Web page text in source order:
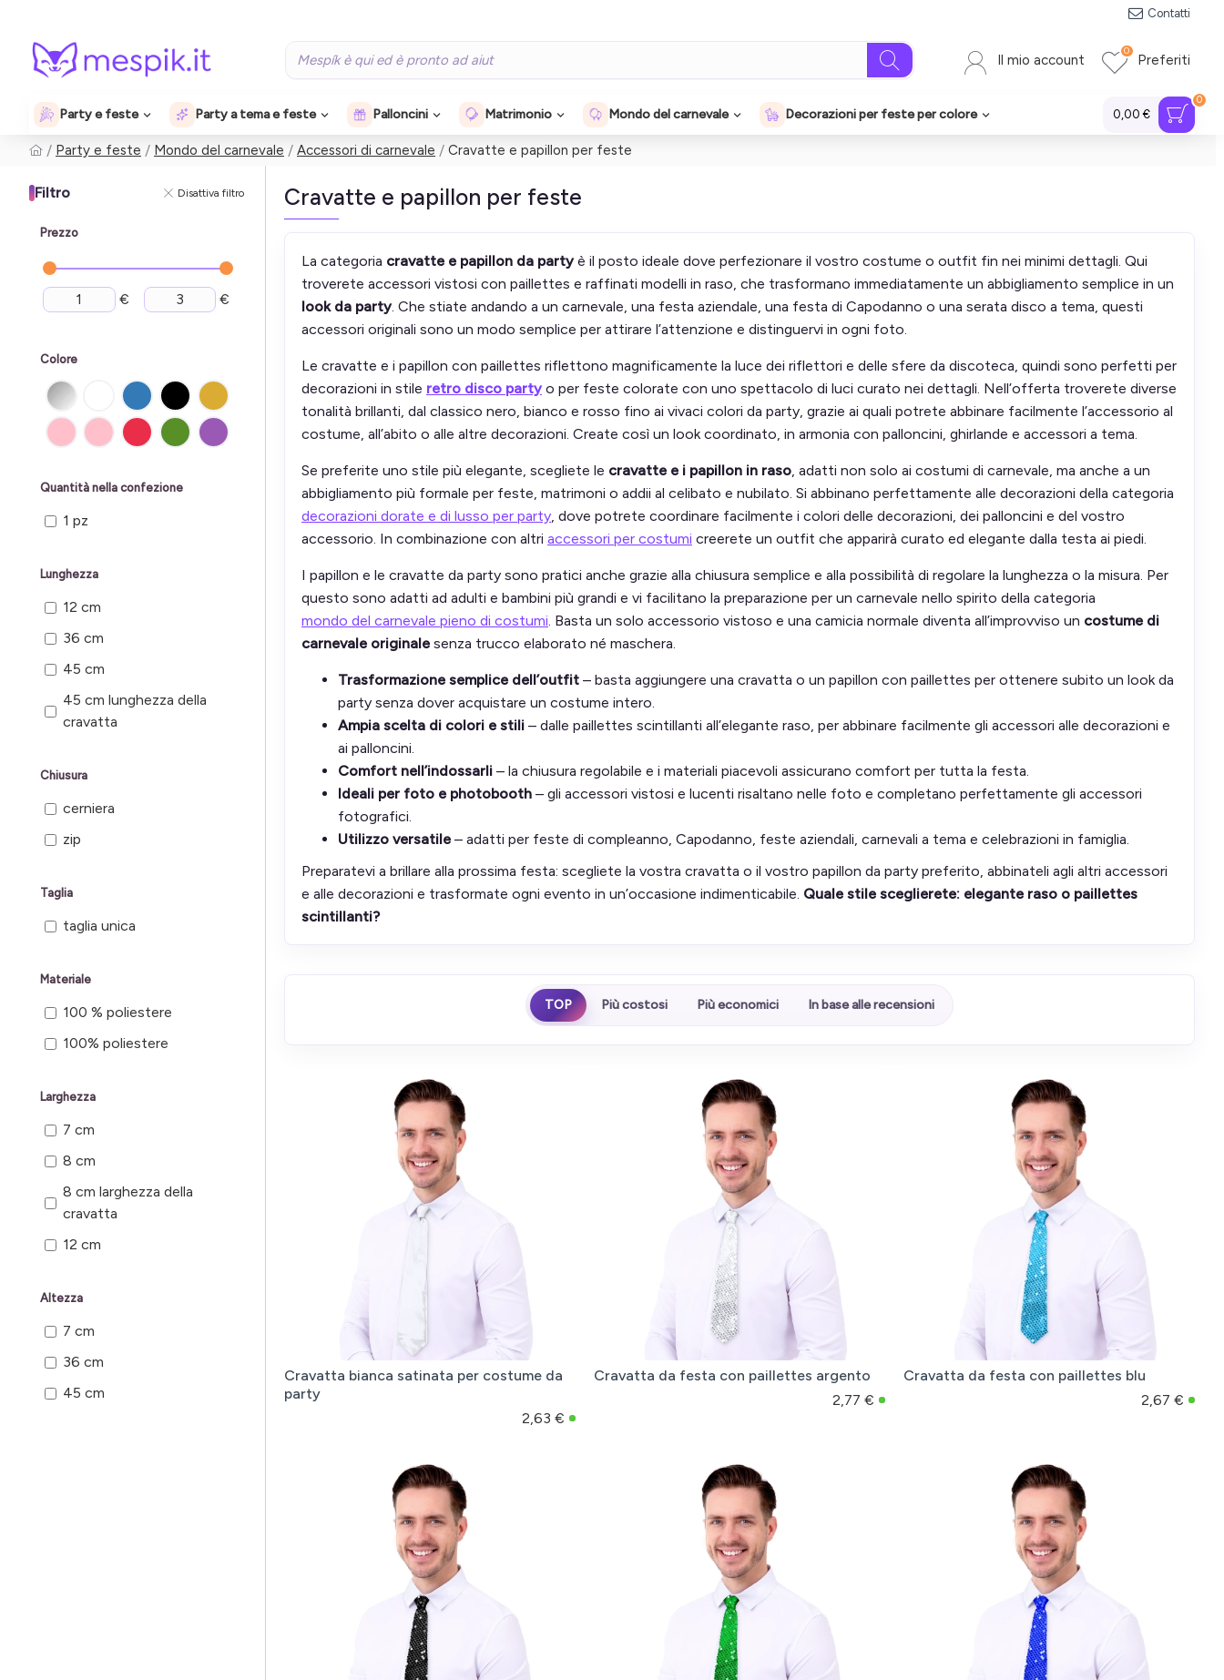
Contatti
Il mio account Preferiti
0
Party e feste Party a tema e feste Palloncini Matrimonio Mondo del carnevale Decorazioni per feste per colore 0,00 €
0
Party e feste Mondo del carnevale Accessori di carnevale Cravatte e papillon per feste
Filtro Disattiva filtro
Prezzo
€ €
Quantità nella confezione
1 pz
Materiale
100 % poliestere
100% poliestere
Lunghezza
12 cm
36 cm
45 cm
45 cm lunghezza della
cravatta
Larghezza
7 cm
8 cm
8 cm larghezza della
cravatta
12 cm
Altezza
7 cm
36 cm
45 cm
Chiusura
cerniera
zip
Taglia
taglia unica
Colore
Cravatte e papillon per feste
La categoria cravatte e papillon da partyè il posto ideale dove perfezionare il vostro costume o outfit fin nei minimi dettagli. Qui
troverete accessori vistosi con paillettes e raffinati modelli in raso, che trasformano immediatamente un abbigliamento semplice in un
look da party. Che stiate andando a un carnevale, una festa aziendale, una festa di Capodanno o una serata disco a tema, questi
accessori originali sono un modo semplice per attirare l’attenzione e distinguervi in ogni foto.
Le cravatte e i papillon con paillettes riflettono magnificamente la luce dei riflettori e delle sfere da discoteca, quindi sono perfetti per
decorazioni in stile retro disco partyo per feste colorate con uno spettacolo di luci curato nei dettagli. Nell’offerta troverete diverse
tonalità brillanti, dal classico nero, bianco e rosso fino ai vivaci colori da party, grazie ai quali potrete abbinare facilmente l’accessorio al
costume, all’abito o alle altre decorazioni. Create così un look coordinato, in armonia con palloncini, ghirlande e accessori a tema.
Se preferite uno stile più elegante, scegliete le cravatte e i papillon in raso, adatti non solo ai costumi di carnevale, ma anche a un
abbigliamento più formale per feste, matrimoni o addii al celibato e nubilato. Si abbinano perfettamente alle decorazioni della categoria
decorazioni dorate e di lusso per party, dove potrete coordinare facilmente i colori delle decorazioni, dei palloncini e del vostro
accessorio. In combinazione con altri accessori per costumi creerete un outfit che apparirà curato ed elegante dalla testa ai piedi.
I papillon e le cravatte da party sono pratici anche grazie alla chiusura semplice e alla possibilità di regolare la lunghezza o la misura. Per
questo sono adatti ad adulti e bambini più grandi e vi facilitano la preparazione per un carnevale nello spirito della categoria
mondo del carnevale pieno di costumi. Basta un solo accessorio vistoso e una camicia normale diventa all’improvviso un costume di
carnevale originale senza trucco elaborato né maschera.
Trasformazione semplice dell’outfit – basta aggiungere una cravatta o un papillon con paillettes per ottenere subito un look da
party senza dover acquistare un costume intero.
Ampia scelta di colori e stili – dalle paillettes scintillanti all’elegante raso, per abbinare facilmente gli accessori alle decorazioni e
ai palloncini.
Comfort nell’indossarli – la chiusura regolabile e i materiali piacevoli assicurano comfort per tutta la festa.
Ideali per foto e photobooth – gli accessori vistosi e lucenti risaltano nelle foto e completano perfettamente gli accessori
fotografici.
Utilizzo versatile – adatti per feste di compleanno, Capodanno, feste aziendali, carnevali a tema e celebrazioni in famiglia.
Preparatevi a brillare alla prossima festa: scegliete la vostra cravatta o il vostro papillon da party preferito, abbinateli agli altri accessori
e alle decorazioni e trasformate ogni evento in un’occasione indimenticabile. Quale stile sceglierete: elegante raso o paillettes
scintillanti?
TOP Più costosi Più economici In base alle recensioni
Cravatta bianca satinata per costume da
party
2,63 €
Cravatta da festa con paillettes argento
2,77 €
Cravatta da festa con paillettes blu
2,67 €